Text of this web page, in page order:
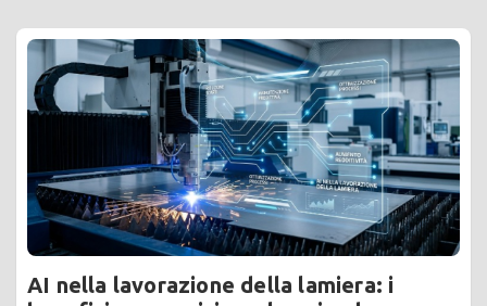
AI nella lavorazione della lamiera: i